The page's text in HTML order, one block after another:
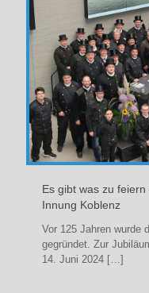
Es gibt was zu
Innung Koblenz
Vor 125 Jahren wurde
gegründet. Zur
14. Juni 2024 […]